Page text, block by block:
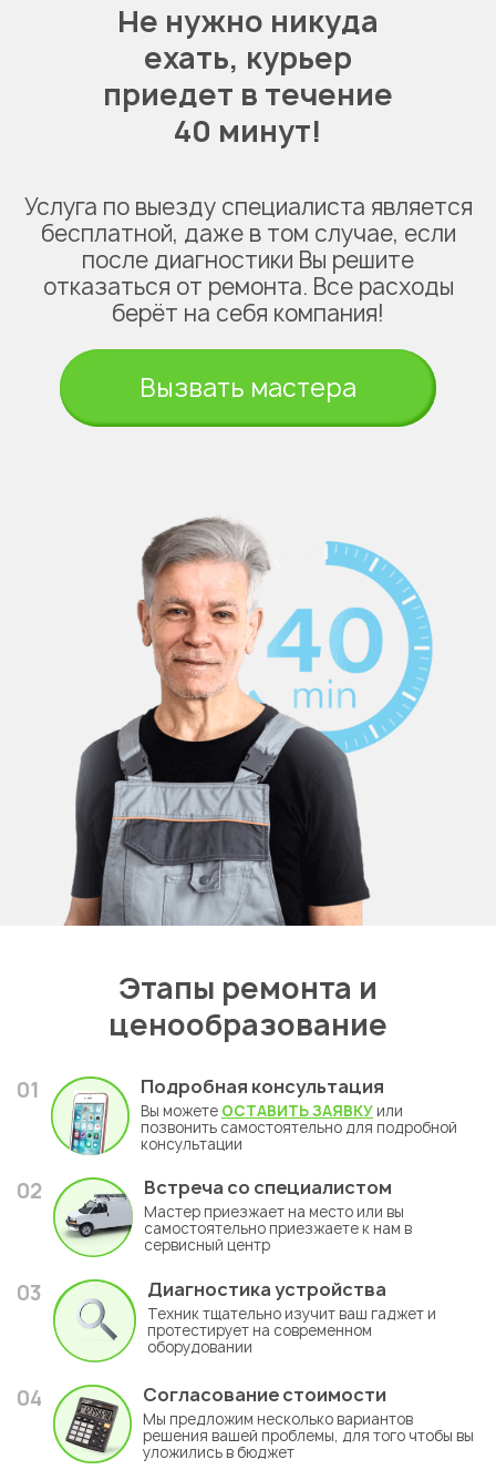
Не нужно никуда
ехать, курьер
приедет в течение
40 минут!
Услуга по выезду специалиста является
бесплатной, даже в том случае, если
после диагностики Вы решите
отказаться от ремонта. Все расходы
берёт на себя компания!
Вызвать мастера
Этапы ремонта и
ценообразование
01 Подробная консультация
Вы можете ОСТАВИТЬ ЗАЯВКУ или
позвонить самостоятельно для подробной
консультации
02 Встреча со специалистом
Мастер приезжает на место или вы
самостоятельно приезжаете к нам в
сервисный центр
03 Диагностика устройства
Техник тщательно изучит ваш гаджет и
протестирует на современном
оборудовании
04 Согласование стоимости
Мы предложим несколько вариантов
решения вашей проблемы, для того чтобы вы
уложились в бюджет